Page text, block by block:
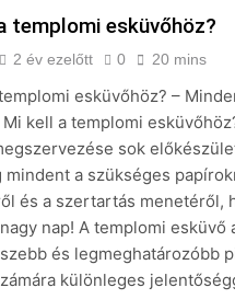
templomi esküvőhöz?
2 év ezelőtt 0 20 mins
esküvőhöz? –
kell a templomi
sok
mindent a szükséges
és a szertartás menetéről,
nap! A templomi esküvő
és legmeghatározóbb
különleges